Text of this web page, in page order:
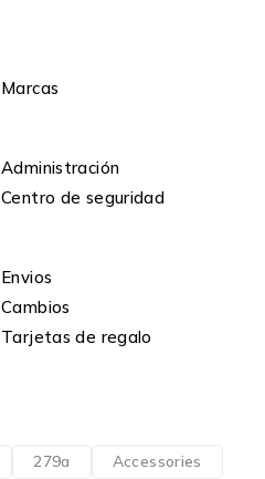
Marcas
Administración
Centro de seguridad
Envios
Cambios
Tarjetas de regalo
279a
Accessories